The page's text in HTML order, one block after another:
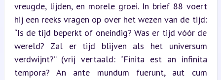
vreugde, lijden, en morele groei. In brief 88 voert
hij een reeks vragen op over het wezen van de tijd:
“Is de tijd beperkt of oneindig? Was er tijd vóór de
wereld? Zal er tijd blijven als het universum
verdwijnt?” (vrij vertaald: “Finita est an infinita
tempora? An ante mundum fuerunt, aut cum